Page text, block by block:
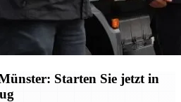
Starten Sie jetzt in